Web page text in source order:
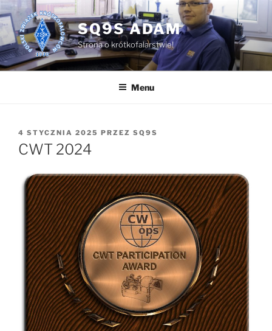
Przejdź
do
treści
SQ9S ADAM
Strona o krótkofalarstwie!
Menu
OPUBLIKOWANE
W
4 STYCZNIA 2025 PRZEZ SQ9S
CWT 2024